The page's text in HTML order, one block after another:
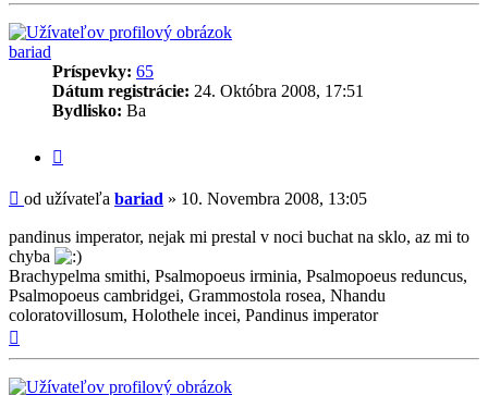
bariad
Príspevky: 65
Dátum registrácie: 24. Októbra 2008, 17:51
Bydlisko: Ba
Príspevok
od užívateľa bariad » 10. Novembra 2008, 13:05
pandinus imperator, nejak mi prestal v noci buchat na sklo, az mi to
chyba
Brachypelma smithi, Psalmopoeus irminia, Psalmopoeus reduncus,
Psalmopoeus cambridgei, Grammostola rosea, Nhandu
coloratovillosum, Holothele incei, Pandinus imperator